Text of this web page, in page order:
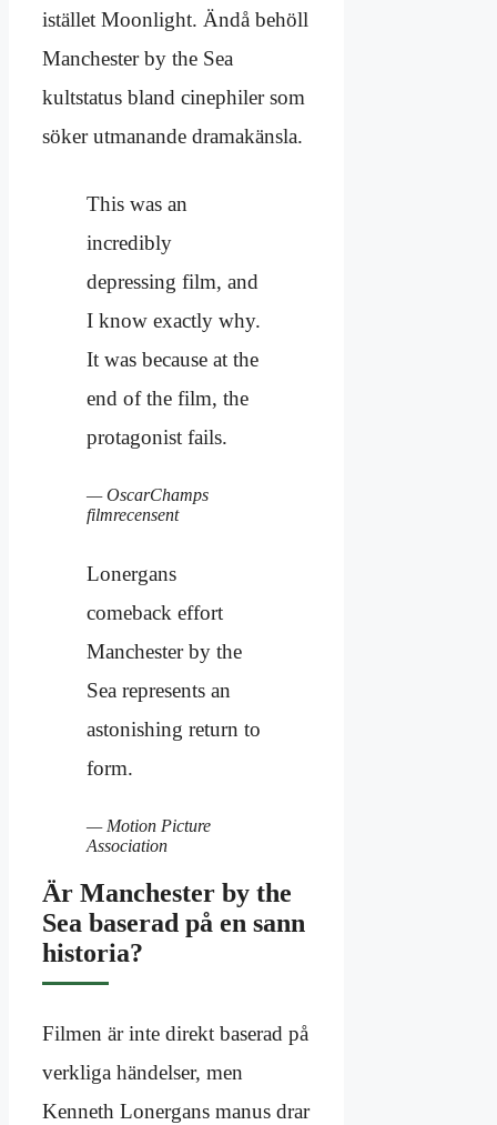
istället Moonlight. Ändå behöll
Manchester by the Sea
kultstatus bland cinephiler som
söker utmanande dramakänsla.
This was an
incredibly
depressing film, and
I know exactly why.
It was because at the
end of the film, the
protagonist fails.
— OscarChamps
filmrecensent
Lonergans
comeback effort
Manchester by the
Sea represents an
astonishing return to
form.
— Motion Picture
Association
Är Manchester by the
Sea baserad på en sann
historia?
Filmen är inte direkt baserad på
verkliga händelser, men
Kenneth Lonergans manus drar